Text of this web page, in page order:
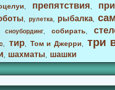
, препятствия,
, рулетка, рыбалка,
сноубординг, собирать,
, тир,Том и Джерри, три
, шахматы, шашки